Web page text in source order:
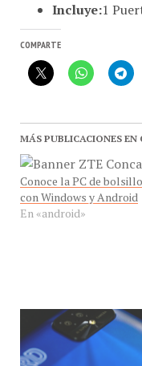
Conoce la PC de bolsillo
con Windows y Android
En «android»